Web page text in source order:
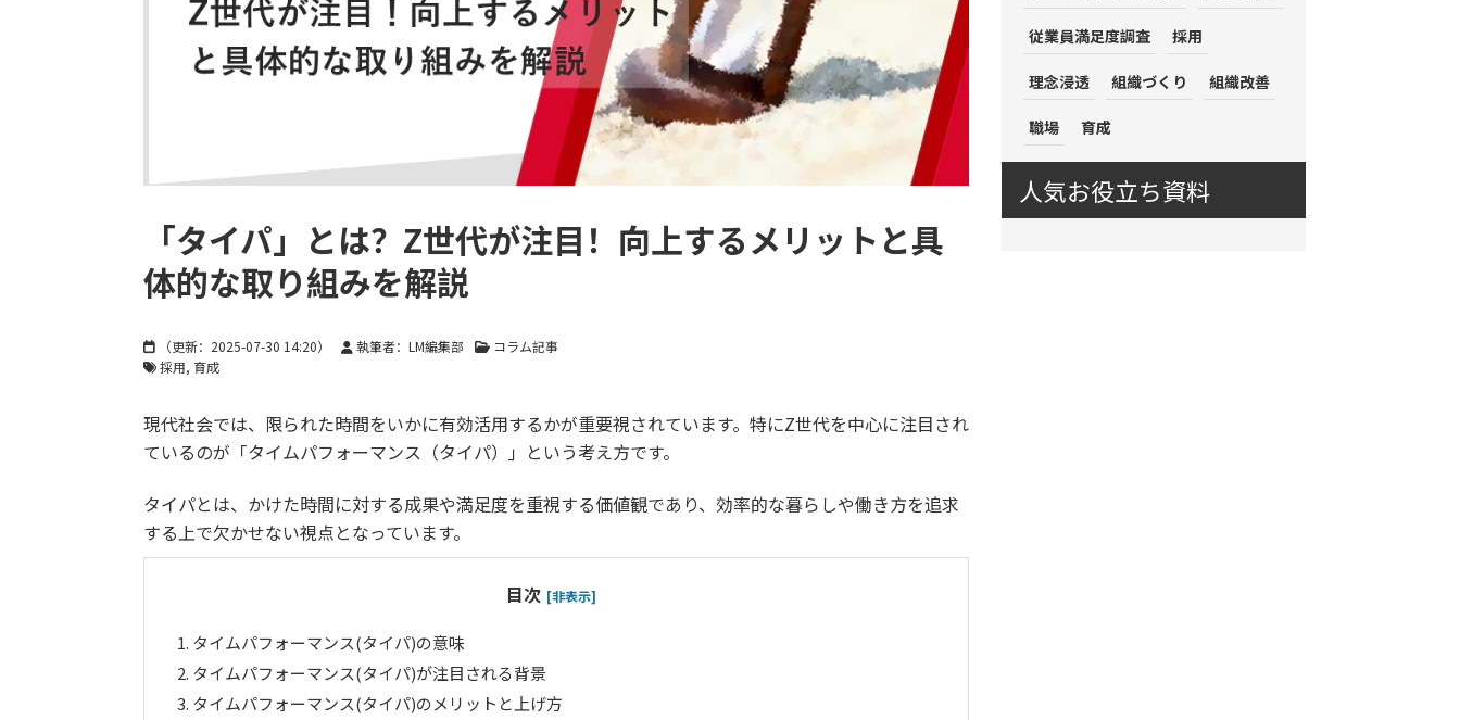
「タイパ」とは？Z世代が注目！向上するメリットと具
体的な取り組みを解説
（更新： 2025-07-30 14:20） 執筆者：LM編集部
コラム記事
採用 育成
現代社会では、限られた時間をいかに有効活用するかが重要視されています。特にZ世代を中心に注目され
ているのが「タイムパフォーマンス（タイパ）」という考え方です。
タイパとは、かけた時間に対する成果や満足度を重視する価値観であり、効率的な暮らしや働き方を追求
する上で欠かせない視点となっています。
目次 [非表示]
1. タイムパフォーマンス(タイパ)の意味
2. タイムパフォーマンス(タイパ)が注目される背景
3. タイムパフォーマンス(タイパ)のメリットと上げ方
従業員満足度調査 採用
理念浸透 組織づくり 組織改善
職場 育成
人気お役立ち資料